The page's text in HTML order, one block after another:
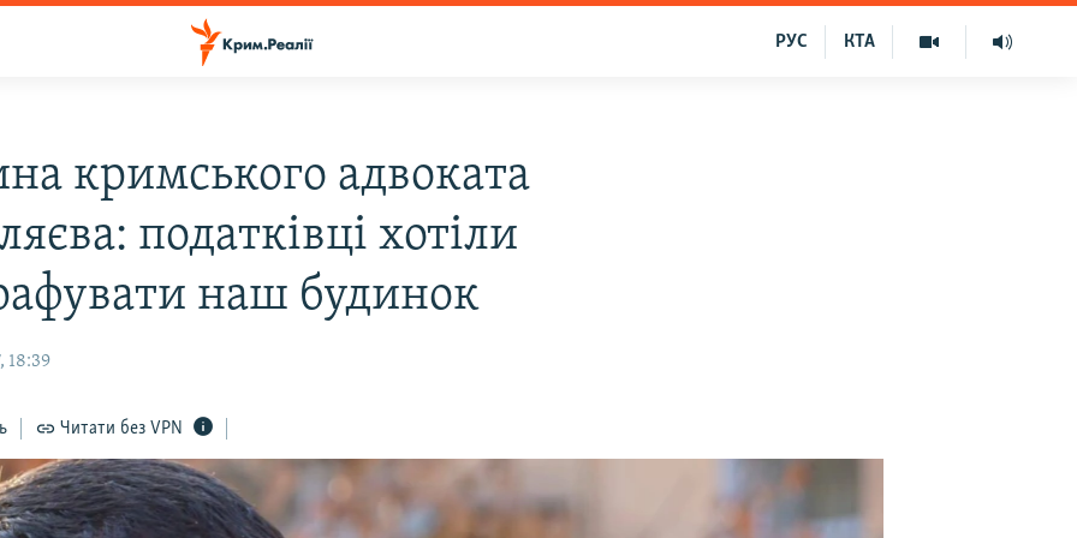
КТА
РУС
кримського адвоката
податківці хотіли
наш будинок
18:39
Читати без VPN